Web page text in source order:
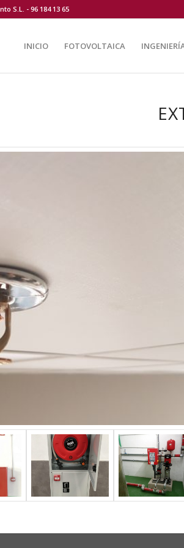
S.L. - 96 184 13 65
INICIO FOTOVOLTAICA